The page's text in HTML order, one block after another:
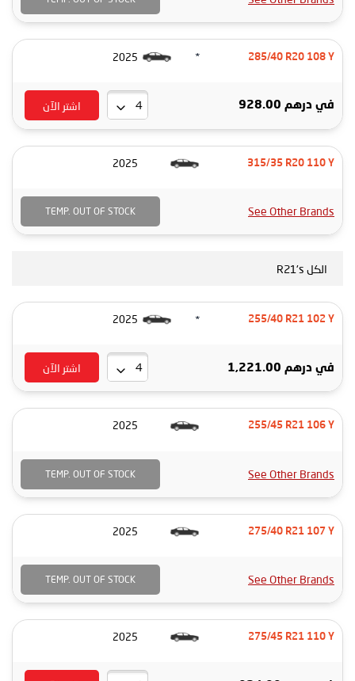
285/40 R20 108 Y
*
2025
في درهم 928.00 اشتر الآن
315/35 R20 110 Y
2025
See Other Brands
TEMP. OUT OF STOCK
الكل R21's
255/40 R21 102 Y
*
2025
في درهم 1,221.00 اشتر الآن
255/45 R21 106 Y
2025
See Other Brands
TEMP. OUT OF STOCK
275/40 R21 107 Y
2025
See Other Brands
TEMP. OUT OF STOCK
275/45 R21 110 Y
2025